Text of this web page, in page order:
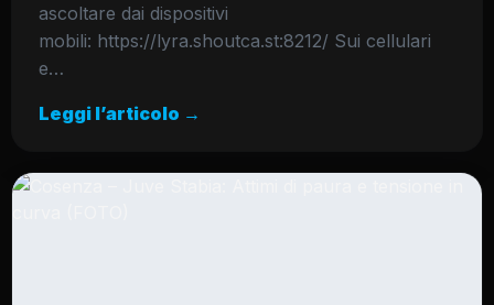
ascoltare dai dispositivi
mobili: https://lyra.shoutca.st:8212/ Sui cellulari
e…
Leggi l’articolo →